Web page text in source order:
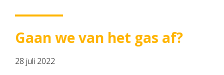
Gaan we van het gas af?
28 juli 2022